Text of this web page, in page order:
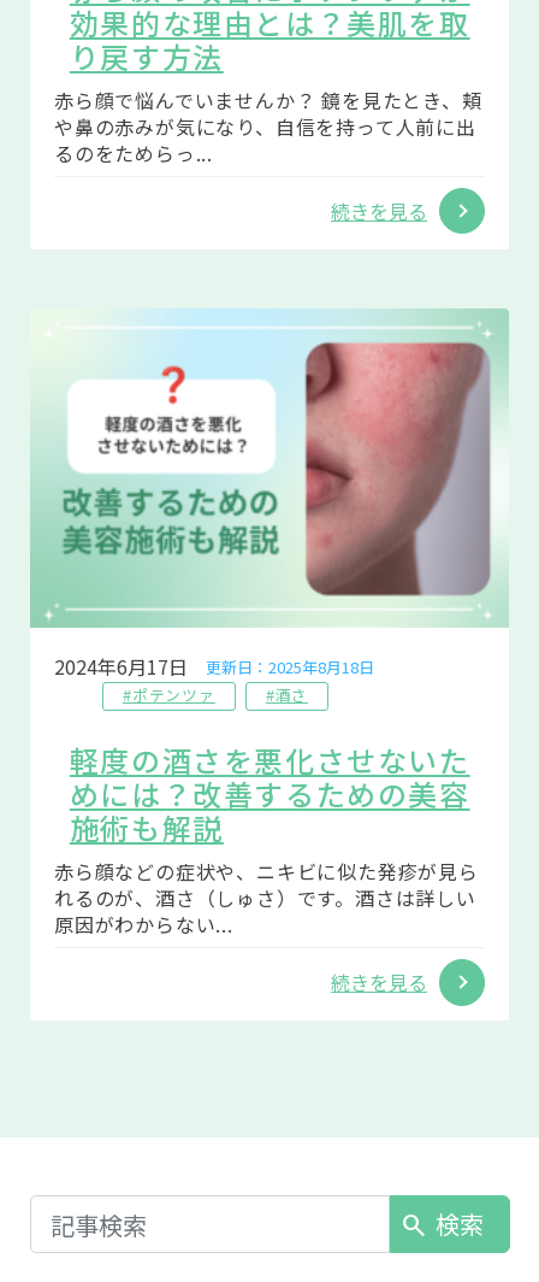
効果的な理由とは？美肌を取
り戻す方法
赤ら顔で悩んでいませんか？ 鏡を見たとき、頬
や鼻の赤みが気になり、自信を持って人前に出
るのをためらっ...
続きを見る
2024年6月17日
更新日：2025年8月18日
#ポテンツァ
#酒さ
軽度の酒さを悪化させないた
めには？改善するための美容
施術も解説
赤ら顔などの症状や、ニキビに似た発疹が見ら
れるのが、酒さ（しゅさ）です。酒さは詳しい
原因がわからない...
続きを見る
search 検索